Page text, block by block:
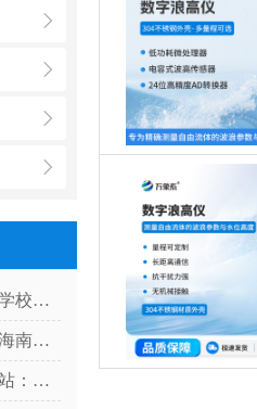
校园自动气象站：一所学校与天气的对话
水文流量站：在青海省海南州上的优势尽显
水位雨量流速流量监测站：硬核设计，多维感知水文变化